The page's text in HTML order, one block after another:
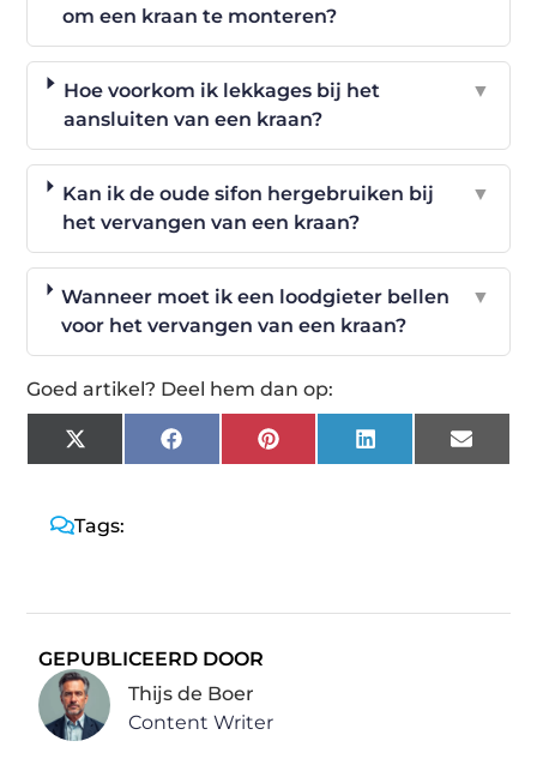
om een kraan te monteren?
Hoe voorkom ik lekkages bij het
aansluiten van een kraan?
▼
Kan ik de oude sifon hergebruiken bij
het vervangen van een kraan?
▼
Wanneer moet ik een loodgieter bellen
voor het vervangen van een kraan?
▼
Goed artikel? Deel hem dan op:
X
(Twitter)
FacebookPinterestLinkedIn Email
Tags:
GEPUBLICEERD DOOR
Thijs de Boer
Content Writer